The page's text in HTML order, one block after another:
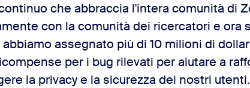
che abbraccia l'intera comunità di
con la comunità dei ricercatori e ora
assegnato più di 10 milioni di
per i bug rilevati per aiutare a
la privacy e la sicurezza dei nostri utenti.